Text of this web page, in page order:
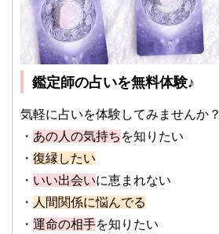
鑑定師の占いを無料体験♪
気軽に占いを体験してみませんか？
・ あの人の気持ち を知りたい
・ 復縁したい
・ いい出会いに恵まれない
・ 人間関係に悩んでる
・ 運命の相手を知りたい